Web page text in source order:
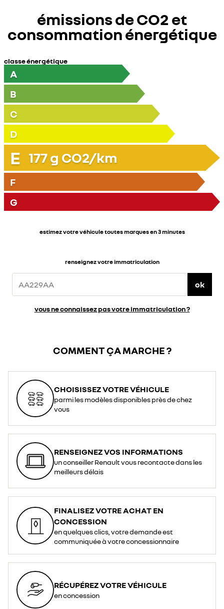
émissions de CO2 et
consommation énergétique
classe énergétique
A
B
C
D
E 177g CO2/km
F
G
estimez votre véhicule toutes marques en 3 minutes
renseignez votre immatriculation
ok
vous ne connaissez pas votre immatriculation ?
COMMENT ÇA MARCHE ?
CHOISISSEZ VOTRE VÉHICULE
parmi les modèles disponibles près de chez
vous
RENSEIGNEZ VOS INFORMATIONS
un conseiller Renault vous recontacte dans les
meilleurs délais
FINALISEZ VOTRE ACHAT EN
CONCESSION
en quelques clics, votre demande est
communiquée à votre concessionnaire
RÉCUPÉREZ VOTRE VÉHICULE
en concession